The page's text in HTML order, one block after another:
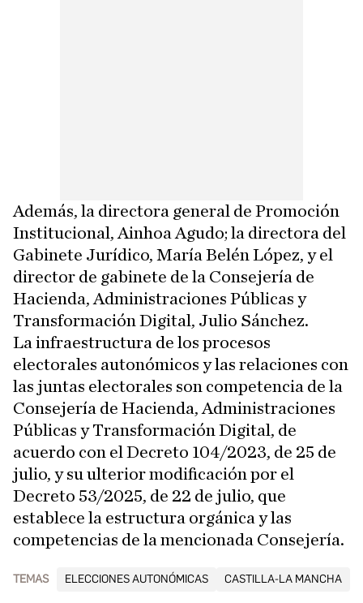
Además, la directora general de Promoción
Institucional, Ainhoa Agudo; la directora del
Gabinete Jurídico, María Belén López, y el
director de gabinete de la Consejería de
Hacienda, Administraciones Públicas y
Transformación Digital, Julio Sánchez.
La infraestructura de los procesos
electorales autonómicos y las relaciones con
las juntas electorales son competencia de la
Consejería de Hacienda, Administraciones
Públicas y Transformación Digital, de
acuerdo con el Decreto 104/2023, de 25 de
julio, y su ulterior modificación por el
Decreto 53/2025, de 22 de julio, que
establece la estructura orgánica y las
competencias de la mencionada Consejería.
TEMAS ELECCIONES AUTONÓMICAS CASTILLA-LA MANCHA